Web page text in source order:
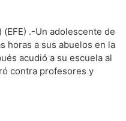
.-Un adolescente de
horas a sus abuelos en la
acudió a su escuela al
contra profesores y